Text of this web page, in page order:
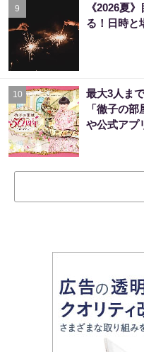
9
《2026夏
る！日時と
10
最大3人ま
「徹子の
や公式アプ